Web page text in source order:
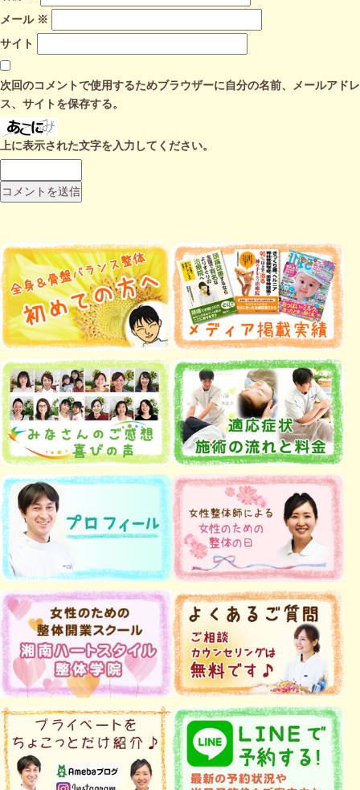
メール ※
サイト
次回のコメントで使用するためブラウザーに自分の名前、メールアドレ
ス、サイトを保存する。
上に表示された文字を入力してください。